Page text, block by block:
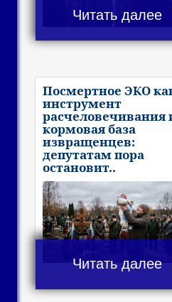
Читать далее
Посмертное ЭКО
инструмент
расчеловечивания
кормовая база
извращенцев:
депутатам пора
остановит..
Читать далее